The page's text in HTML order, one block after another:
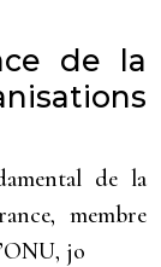
de la
de la
membre
jo